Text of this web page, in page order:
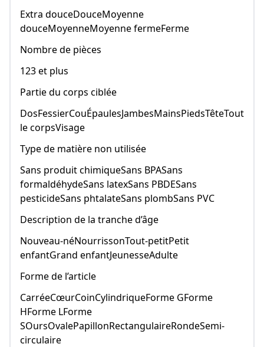
Extra douceDouceMoyenne
douceMoyenneMoyenne fermeFerme
Nombre de pièces
123 et plus
Partie du corps ciblée
DosFessierCouÉpaulesJambesMainsPiedsTêteTout
le corpsVisage
Type de matière non utilisée
Sans produit chimiqueSans BPASans
formaldéhydeSans latexSans PBDESans
pesticideSans phtalateSans plombSans PVC
Description de la tranche d’âge
Nouveau-néNourrissonTout-petitPetit
enfantGrand enfantJeunesseAdulte
Forme de l’article
CarréeCœurCoinCylindriqueForme GForme
HForme LForme
SOursOvalePapillonRectangulaireRondeSemi-
circulaire